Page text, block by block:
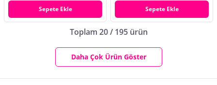
Sepete Ekle Sepete Ekle
Toplam 20 / 195 ürün
Daha Çok Ürün Göster